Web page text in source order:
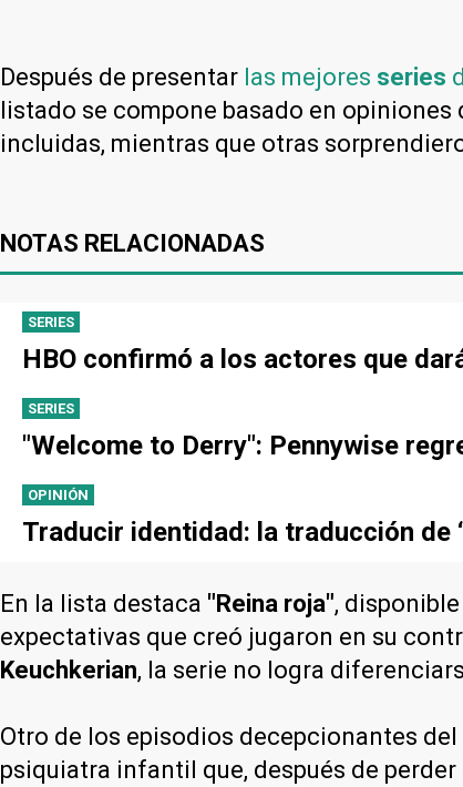
Después de presentar las mejores series
listado se compone basado en opiniones
incluidas, mientras que otras
NOTAS RELACIONADAS
SERIES
HBO confirmó a los actores que
SERIES
"Welcome to Derry": Pennywise
OPINIÓN
Traducir identidad: la traducción de
En la lista destaca "Reina roja", disponible
expectativas que creó jugaron en su
Keuchkerian, la serie no logra
Otro de los episodios decepcionantes del
psiquiatra infantil que, después de